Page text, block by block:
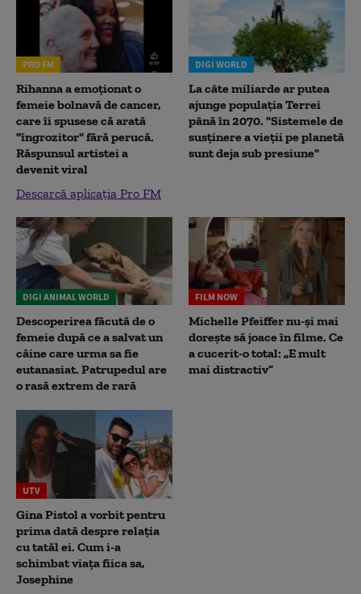
PRO FM
Rihanna a emoționat o
femeie bolnavă de cancer,
care îi spusese că arată
"îngrozitor" fără perucă.
Răspunsul artistei a
devenit viral
Descarcă aplicația Pro FM
DIGI WORLD
La câte miliarde ar putea
ajunge populația Terrei
până în 2070. "Sistemele de
susținere a vieții pe planetă
sunt deja sub presiune"
DIGI ANIMAL WORLD
Descoperirea făcută de o
femeie după ce a salvat un
câine care urma sa fie
eutanasiat. Patrupedul are
o rasă extrem de rară
FILM NOW
Michelle Pfeiffer nu-și mai
dorește să joace în filme. Ce
a cucerit-o total: „E mult
mai distractiv”
UTV
Gina Pistol a vorbit pentru
prima dată despre relația
cu tatăl ei. Cum i-a
schimbat viața fiica sa,
Josephine